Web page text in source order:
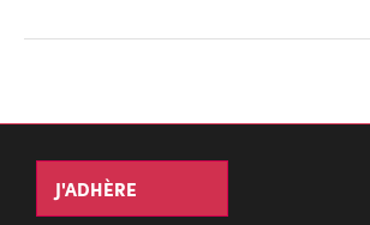
J'ADHÈRE